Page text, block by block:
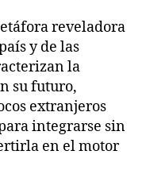
reveladora
y de las
la
su futuro,
extranjeros
integrarse sin
en el motor